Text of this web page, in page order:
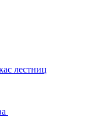
лестниц